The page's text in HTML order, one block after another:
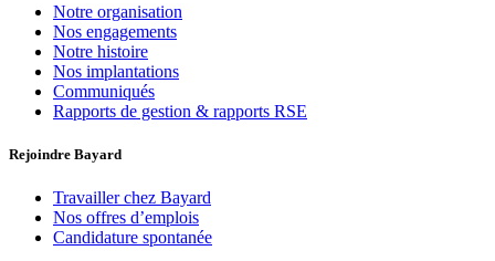
Notre organisation
Nos engagements
Notre histoire
Nos implantations
Communiqués
Rapports de gestion & rapports RSE
Rejoindre Bayard
Travailler chez Bayard
Nos offres d’emplois
Candidature spontanée